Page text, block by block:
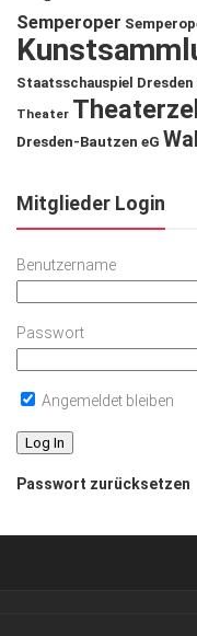
Semperoper
Staatsschauspiel Dresden
Theater
Dresden-Bautzen eG
Mitglieder Login
Benutzername
Passwort
Angemeldet bleiben
Passwort zurücksetzen